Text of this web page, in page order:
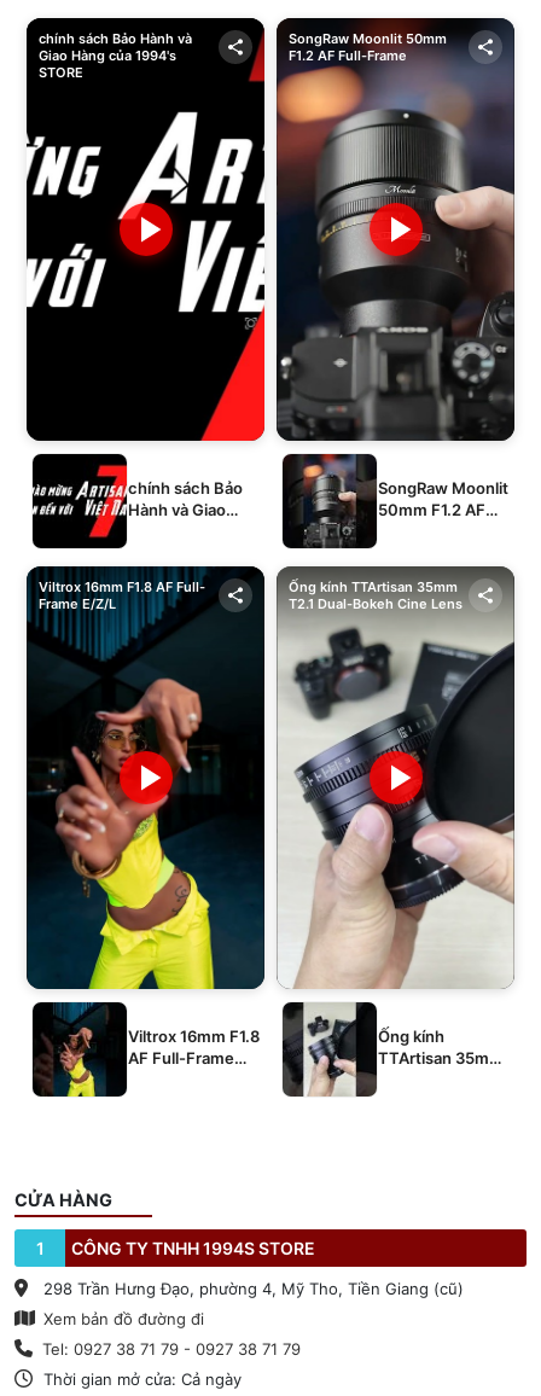
chính sách Bảo Hành và
Giao Hàng của 1994's
STORE
chính sách Bảo
Hành và Giao
SongRaw Moonlit 50mm
F1.2 AF Full-Frame
SongRaw Moonlit
50mm F1.2 AF
Viltrox 16mm F1.8 AF Full-
Frame E/Z/L
Viltrox 16mm F1.8
AF Full-Frame
Ống kính TTArtisan 35mm
T2.1 Dual-Bokeh Cine Lens
Ống kính
TTArtisan 35mm
CỬA HÀNG
1 CÔNG TY TNHH 1994S STORE
298 Trần Hưng Đạo, phường 4, Mỹ Tho, Tiền Giang (cũ)
Xem bản đồ đường đi
Tel: 0927 38 71 79 - 0927 38 71 79
Thời gian mở cửa: Cả ngày